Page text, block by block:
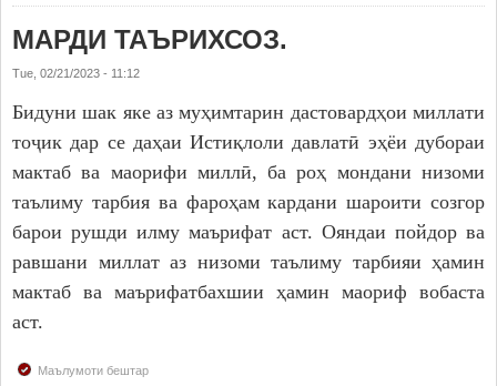
МАРДИ ТАЪРИХСОЗ.
Tue, 02/21/2023 - 11:12
Бидуни шак яке аз муҳимтарин дастовардҳои миллати
тоҷик дар се даҳаи Истиқлоли давлатӣ эҳёи дубораи
мактаб ва маорифи миллӣ, ба роҳ мондани низоми
таълиму тарбия ва фароҳам кардани шароити созгор
барои рушди илму маърифат аст. Ояндаи пойдор ва
равшани миллат аз низоми таълиму тарбияи ҳамин
мактаб ва маърифатбахшии ҳамин маориф вобаста
аст.
Маълумоти бештар